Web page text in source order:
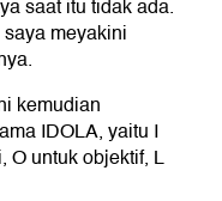
saat itu tidak ada.
meyakini
kemudian
IDOLA, yaitu I
O untuk objektif, L